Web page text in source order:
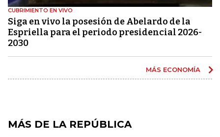
CUBRIMIENTO EN VIVO
Siga en vivo la posesión de Abelardo de la
Espriella para el periodo presidencial 2026-
2030
MÁS ECONOMÍA
MÁS DE LA REPÚBLICA